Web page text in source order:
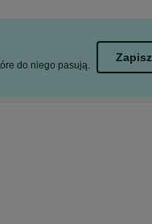
do niego pasują.
Zapisz